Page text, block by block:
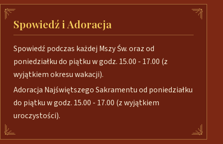
Spowiedź i Adoracja
Spowiedź podczas każdej Mszy Św. oraz od
poniedziałku do piątku w godz. 15.00 - 17.00 (z
wyjątkiem okresu wakacji).
Adoracja Najświętszego Sakramentu od poniedziałku
do piątku w godz. 15.00 - 17.00 (z wyjątkiem
uroczystości).